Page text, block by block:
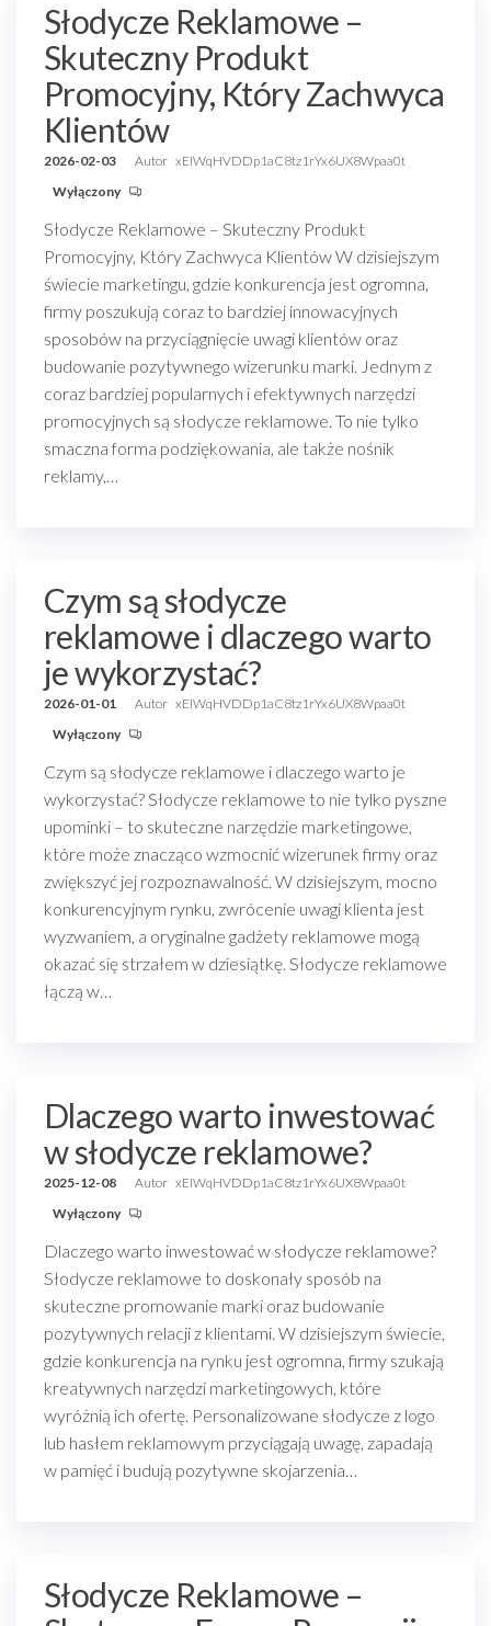
Słodycze Reklamowe –
Skuteczny Produkt
Promocyjny, Który Zachwyca
Klientów
2026-02-03 Autor xEIWqHVDDp1aC8tz1rYx6UX8Wpaa0t
Wyłączony
Słodycze Reklamowe – Skuteczny Produkt
Promocyjny, Który Zachwyca Klientów W dzisiejszym
świecie marketingu, gdzie konkurencja jest ogromna,
firmy poszukują coraz to bardziej innowacyjnych
sposobów na przyciągnięcie uwagi klientów oraz
budowanie pozytywnego wizerunku marki. Jednym z
coraz bardziej popularnych i efektywnych narzędzi
promocyjnych są słodycze reklamowe. To nie tylko
smaczna forma podziękowania, ale także nośnik
reklamy,…
Czym są słodycze
reklamowe i dlaczego warto
je wykorzystać?
2026-01-01 Autor xEIWqHVDDp1aC8tz1rYx6UX8Wpaa0t
Wyłączony
Czym są słodycze reklamowe i dlaczego warto je
wykorzystać? Słodycze reklamowe to nie tylko pyszne
upominki – to skuteczne narzędzie marketingowe,
które może znacząco wzmocnić wizerunek firmy oraz
zwiększyć jej rozpoznawalność. W dzisiejszym, mocno
konkurencyjnym rynku, zwrócenie uwagi klienta jest
wyzwaniem, a oryginalne gadżety reklamowe mogą
okazać się strzałem w dziesiątkę. Słodycze reklamowe
łączą w…
Dlaczego warto inwestować
w słodycze reklamowe?
2025-12-08 Autor xEIWqHVDDp1aC8tz1rYx6UX8Wpaa0t
Wyłączony
Dlaczego warto inwestować w słodycze reklamowe?
Słodycze reklamowe to doskonały sposób na
skuteczne promowanie marki oraz budowanie
pozytywnych relacji z klientami. W dzisiejszym świecie,
gdzie konkurencja na rynku jest ogromna, firmy szukają
kreatywnych narzędzi marketingowych, które
wyróżnią ich ofertę. Personalizowane słodycze z logo
lub hasłem reklamowym przyciągają uwagę, zapadają
w pamięć i budują pozytywne skojarzenia…
Słodycze Reklamowe –